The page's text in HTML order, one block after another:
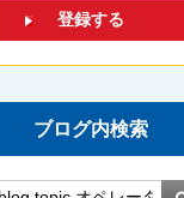
ブログ内検索
検